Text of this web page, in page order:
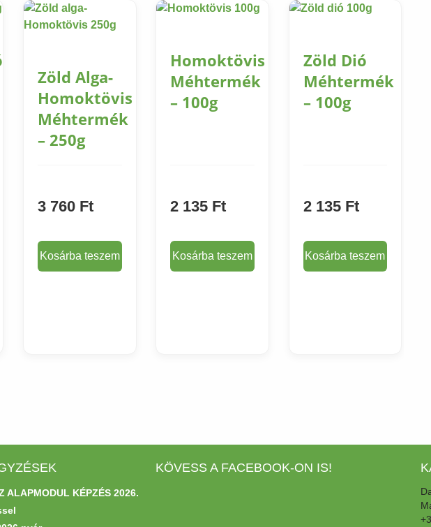
Zöld Alga-
Homoktövis
Méhtermék
– 250g
3 760 Ft
Kosárba teszem
Homoktövis
Méhtermék
– 100g
2 135 Ft
Kosárba teszem
Zöld Dió
Méhtermék
– 100g
2 135 Ft
Kosárba teszem
ALAPMODUL KÉPZÉS 2026.
KÖVESS A FACEBOOK-ON IS!